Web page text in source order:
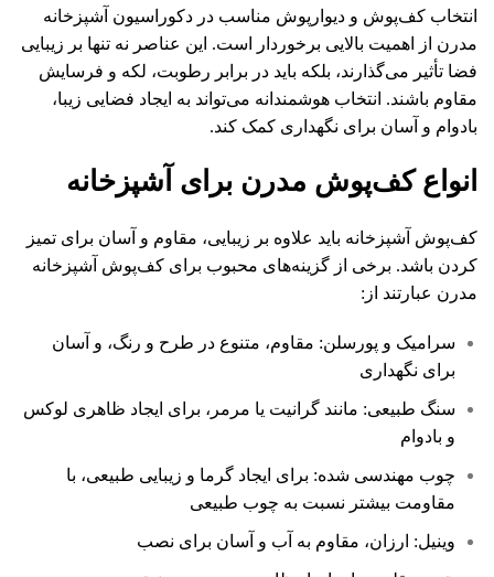
انتخاب کف‌پوش و دیوارپوش مناسب در دکوراسیون آشپزخانه
مدرن از اهمیت بالایی برخوردار است. این عناصر نه تنها بر زیبایی
فضا تأثیر می‌گذارند، بلکه باید در برابر رطوبت، لکه و فرسایش
مقاوم باشند. انتخاب هوشمندانه می‌تواند به ایجاد فضایی زیبا،
بادوام و آسان برای نگهداری کمک کند.
انواع کف‌پوش مدرن برای آشپزخانه
کف‌پوش آشپزخانه باید علاوه بر زیبایی، مقاوم و آسان برای تمیز
کردن باشد. برخی از گزینه‌های محبوب برای کف‌پوش آشپزخانه
مدرن عبارتند از:
سرامیک و پورسلن: مقاوم، متنوع در طرح و رنگ، و آسان
برای نگهداری
سنگ طبیعی: مانند گرانیت یا مرمر، برای ایجاد ظاهری لوکس
و بادوام
چوب مهندسی شده: برای ایجاد گرما و زیبایی طبیعی، با
مقاومت بیشتر نسبت به چوب طبیعی
وینیل: ارزان، مقاوم به آب و آسان برای نصب